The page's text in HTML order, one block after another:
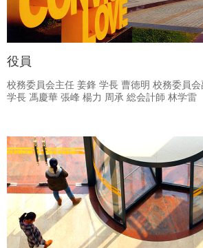
役員
校務委員会主任 姜鋒 学長 曹徳明 校務委員
学長 馮慶華 張峰 楊力 周承 総会計師 林学雷